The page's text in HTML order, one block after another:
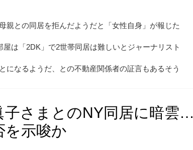
親との同居を拒んだようだと「女性自身」が報じた
は「2DK」で2世帯同居は難しいとジャーナリスト
になるようだ、との不動産関係者の証言もあるそう
さまとのNY同居に暗雲…
を示唆か